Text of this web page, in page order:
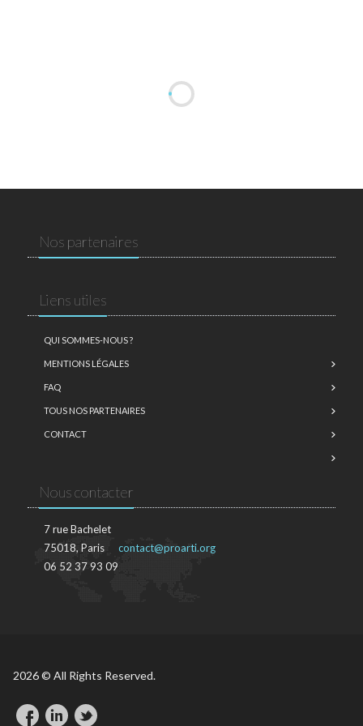
Nos partenaires
Liens utiles
QUI SOMMES-NOUS ?
MENTIONS LÉGALES
FAQ
TOUS NOS PARTENAIRES
CONTACT
Nous contacter
7 rue Bachelet
75018, Paris
06 52 37 93 09
contact@proarti.org
2026 © All Rights Reserved.